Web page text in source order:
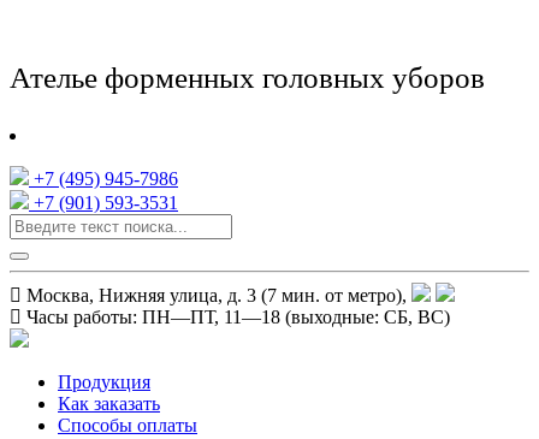
Ателье форменных головных уборов
+7 (495) 945-7986
+7 (901) 593-3531
Москва, Нижняя улица, д. 3 (7 мин. от метро),
Часы работы: ПН—ПТ, 11—18 (выходные: СБ, ВС)
Продукция
Как заказать
Способы оплаты